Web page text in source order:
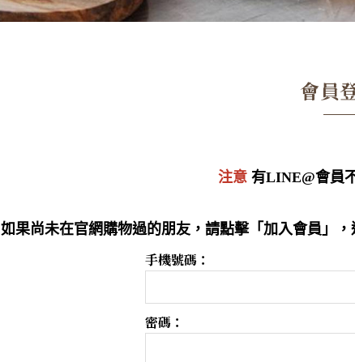
會員
注意有LINE@會員
如果尚未在官網購物過的朋友，請點擊「加入會員」
手機號碼：
密碼：